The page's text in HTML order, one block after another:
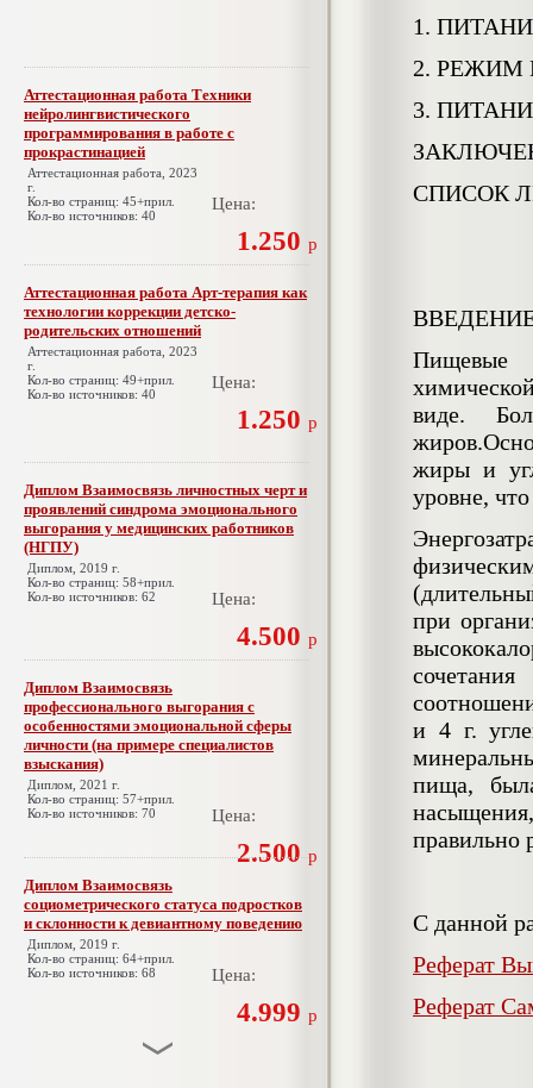
Аттестационная работа Техники
нейролингвистического
программирования в работе с
прокрастинацией
Аттестационная работа, 2023
г.
Кол-во страниц: 45+прил.
Кол-во источников: 40
Цена:
1.250 р
Аттестационная работа Арт-терапия как
технологии коррекции детско-
родительских отношений
Аттестационная работа, 2023
г.
Кол-во страниц: 49+прил.
Кол-во источников: 40
Цена:
1.250 р
Диплом Взаимосвязь личностных черт и
проявлений синдрома эмоционального
выгорания у медицинских работников
(НГПУ)
Диплом, 2019 г.
Кол-во страниц: 58+прил.
Кол-во источников: 62
Цена:
4.500 р
Диплом Взаимосвязь
профессионального выгорания с
особенностями эмоциональной сферы
личности (на примере специалистов
взыскания)
Диплом, 2021 г.
Кол-во страниц: 57+прил.
Кол-во источников: 70
Цена:
2.500 р
Диплом Взаимосвязь
социометрического статуса подростков
и склонности к девиантному поведению
Диплом, 2019 г.
Кол-во страниц: 64+прил.
Кол-во источников: 68
Цена:
4.999 р
1.
2. РЕЖИМ
3.
СПИСОК
Пищевые
виде.
жиры и
уровне,
при
и 4 г.
пища,
правильно
С данной
Реферат
Реферат